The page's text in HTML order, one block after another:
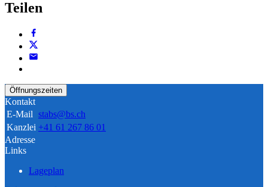
Teilen
Öffnungszeiten
Kontakt
E-Mail stabs@bs.ch
Kanzlei +41 61 267 86 01
Adresse
Links
Lageplan